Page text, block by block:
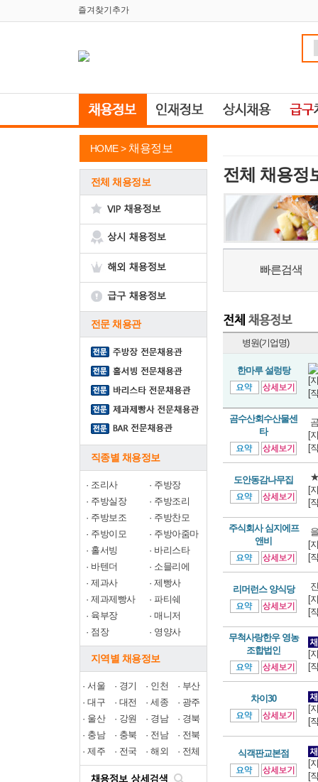
즐겨찾기추가
HOME > 채용정보
전체 채용정보
전문 채용관
직종별 채용정보
· 조리사 · 주방장
· 주방실장 · 주방조리
· 주방보조 · 주방찬모
· 주방이모 · 주방아줌마
· 홀서빙 · 바리스타
· 바텐더 · 소믈리에
·제과사 ·제빵사
·제과제빵사 ·파티쉐
· 육부장 ·매니저
· 점장 · 영양사
지역별 채용정보
· 서울 · 경기 · 인천 · 부산
· 대구 · 대전 · 세종 · 광주
· 울산 · 강원 · 경남 · 경북
· 충남 · 충북 · 전남 · 전북
· 제주 · 전국 · 해외 · 전체
전체 채용정
빠른검색
병원(기업명)
한마루 설렁탕
[
[
곰수산회수산물센
타
[
[
도안동감나무집
★
[
[
주식회사 심지에프
앤비
[
[
리머런스 양식당
[
[
무척사랑한우 영농
조합법인
[
[
차이30
[
[
식객판교본점
[
[